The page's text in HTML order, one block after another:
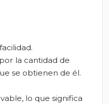
la cantidad de
se obtienen de él.
lo que significa